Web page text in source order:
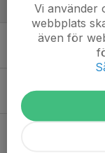
14 nov
23 okt 2023
Vi använder
webbplats
även för